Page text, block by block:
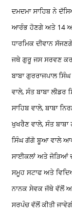
ਦਮਦਮਾ ਸਾਹਿਬ ਨੇ
ਆਰੰਭ ਹੋਣਗੇ ਅਤੇ 14
ਧਾਰਮਿਕ ਦੀਵਾਨ
ਜਥੇ ਗੁਰੂ ਜਸ ਸਰਵਣ
ਬਾਬਾ ਗੁਰਰਾਜਪਾਲ
ਵਾਲੇ, ਸੰਤ ਬਾਬਾ ਲੀਡਰ
ਸਾਹਿਬ ਵਾਲੇ, ਬਾਬਾ
ਖੁਖਰੈਣ ਵਾਲੇ, ਸੰਤ ਬਾਬਾ
ਸਿੰਘ ਗੱਗੋ ਬੂਆ ਵਾਲੇ
ਸਾਈਕਲਾਂ ਅਤੇ ਜੋੜਿਆਂ
ਸਮੂਹ ਸਟਾਫ ਅਤੇ
ਨਾਨਕ ਸੇਵਕ ਜੱਥੇ ਵੱਲੋਂ
ਸਰਪੰਚ ਵੱਲੋਂ ਕੀਤੀ